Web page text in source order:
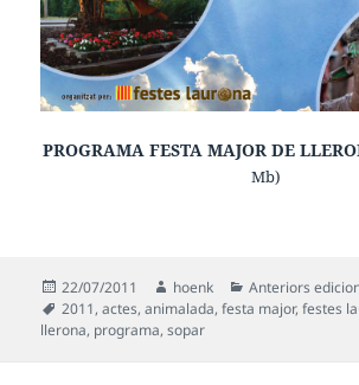
PROGRAMA FESTA MAJOR DE
Mb)
Publicat
el
22/07/2011 Autor
hoenk Categories
Anteriors
Etiquetes
2011,actes,animalada,festa major,festes
llerona, programa,sopar